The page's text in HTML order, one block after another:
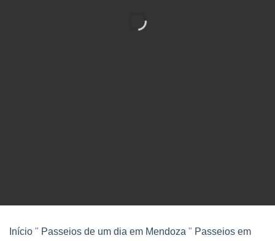
PASSEIOS NA
Início " Passeios de um dia em Mendoza " Passeios em